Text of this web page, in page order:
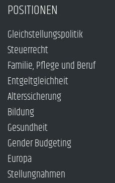
POSITIONEN
Gleichstellungspolitik
Steuerrecht
Familie, Pflege und Beruf
Entgeltgleichheit
Alterssicherung
Bildung
Gesundheit
Gender Budgeting
Europa
Stellungnahmen